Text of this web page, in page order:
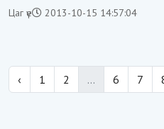
Цаг үе 2013-10-15 14:57:04
‹ 1 2 ... 6 7